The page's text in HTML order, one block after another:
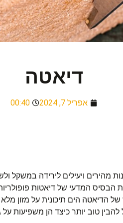
דיאטה
אפריל 7, 2024 00:40
מהירים ויעילים לירידה
הבסיס המדעי של דיאטות
הדיאטה הים תיכונית על מזון
טוב יותר כיצד הן משפיעות על